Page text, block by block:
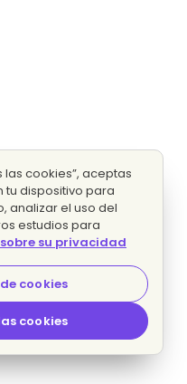
cookies”, aceptas
tu dispositivo para
analizar el uso del
estudios para
su privacidad
cookies
cookies